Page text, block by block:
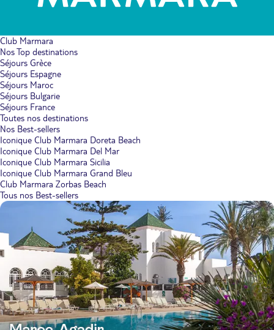
Club Marmara
Nos Top destinations
Séjours Grèce
Séjours Espagne
Séjours Maroc
Séjours Bulgarie
Séjours France
Toutes nos destinations
Nos Best-sellers
Iconique Club Marmara Doreta Beach
Iconique Club Marmara Del Mar
Iconique Club Marmara Sicilia
Iconique Club Marmara Grand Bleu
Club Marmara Zorbas Beach
Tous nos Best-sellers